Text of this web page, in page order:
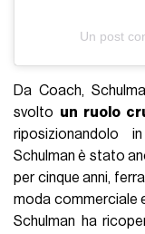
Un post
Da Coach,
svolto un ruolo
riposizionandolo
Schulman è stato
per cinque anni,
moda commerciale
Schulman ha